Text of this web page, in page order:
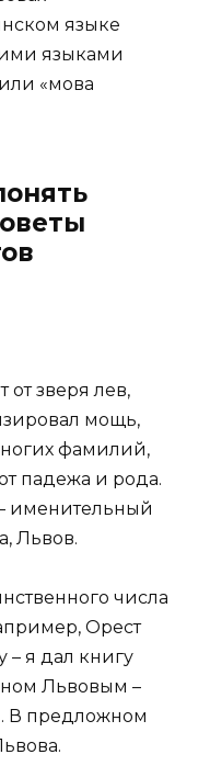
языке
языками
«мова
зверя лев,
мощь,
фамилий,
падежа и рода.
именительный
Львов.
числа
Орест
– я дал книгу
Львовым –
В предложном